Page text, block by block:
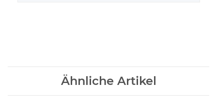
Ähnliche Artikel